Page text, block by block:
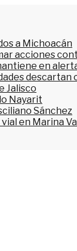
a Michoacán
acciones
en
descartan
Jalisco
Nayarit
Sánchez
en Marina